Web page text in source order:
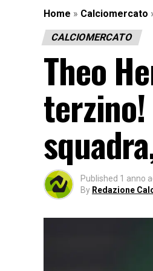
Home » Calciomercato
CALCIOMERCATO
Theo
Published 1 anno
By Redazione